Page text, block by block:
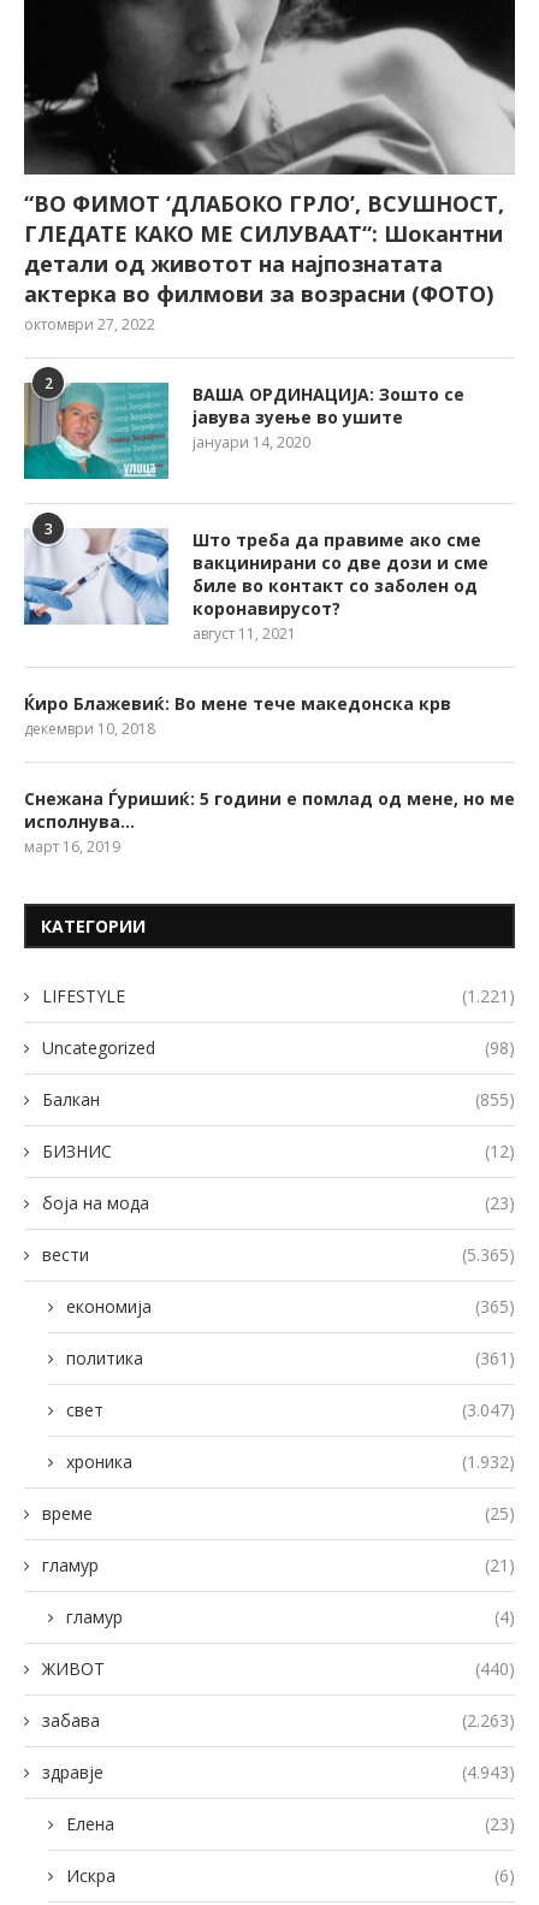
“ВО ФИМОТ ‘ДЛАБОКО ГРЛО’, ВСУШНОСТ,
ГЛЕДАТЕ КАКО МЕ СИЛУВААТ“: Шокантни
детали од животот на најпознатата
актерка во филмови за возрасни (ФОТО)
октомври 27, 2022
2
ВАША ОРДИНАЦИЈА: Зошто се
јавува зуење во ушите
јануари 14, 2020
3
Што треба да правиме ако сме
вакцинирани со две дози и сме
биле во контакт со заболен од
коронавирусот?
август 11, 2021
Ќиро Блажевиќ: Во мене тече македонска крв
декември 10, 2018
Снежана Ѓуришиќ: 5 години е помлад од мене, но ме
исполнува…
март 16, 2019
КАТЕГОРИИ
LIFESTYLE (1.221)
Uncategorized (98)
Балкан (855)
БИЗНИС (12)
боја на мода (23)
вести (5.365)
економија (365)
политика (361)
свет (3.047)
хроника (1.932)
време (25)
гламур (21)
гламур (4)
ЖИВОТ (440)
забава (2.263)
здравје (4.943)
Елена (23)
Искра (6)